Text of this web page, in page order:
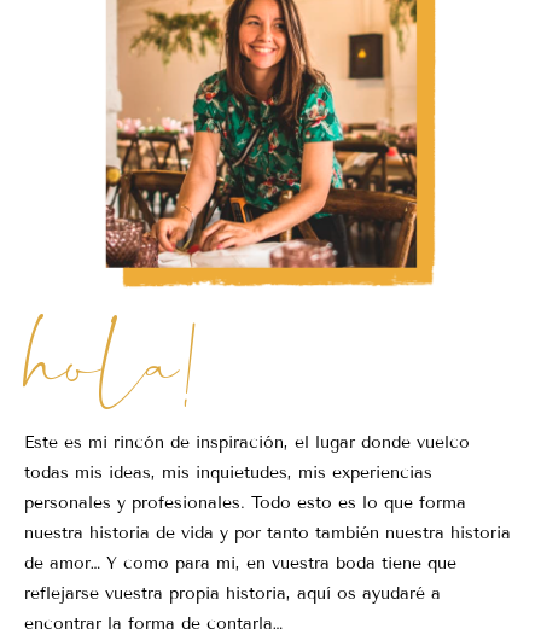
hola!
Este es mi rincón de inspiración, el lugar donde vuelco
todas mis ideas, mis inquietudes, mis experiencias
personales y profesionales. Todo esto es lo que forma
nuestra historia de vida y por tanto también nuestra historia
de amor… Y como para mi, en vuestra boda tiene que
reflejarse vuestra propia historia, aquí os ayudaré a
encontrar la forma de contarla…